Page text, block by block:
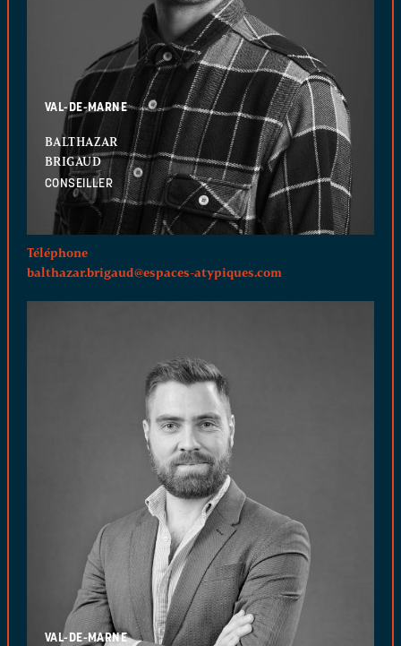
VAL-DE-MARNE
BALTHAZAR
BRIGAUD
CONSEILLER
Téléphone
balthazar.brigaud@espaces-atypiques.com
VAL-DE-MARNE